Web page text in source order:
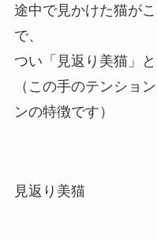
途中で見かけた猫が
で、
つい「見返り美猫」と
（この手のテンショ
ンの特徴です）
見返り美猫